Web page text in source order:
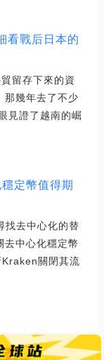
看戰后日本的
留存下來的資
那幾年去了不少
見證了越南的崛
定幣值得期
找去中心化的替
去中心化穩定幣
關閉其流